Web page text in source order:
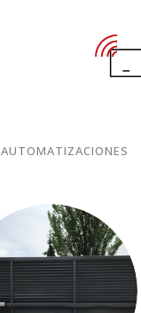
AUTOMATIZACIONES